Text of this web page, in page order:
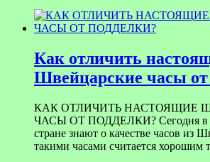
Как отличить
Швейцарские часы от
КАК ОТЛИЧИТЬ НАСТОЯЩИЕ
ЧАСЫ ОТ ПОДДЕЛКИ? Сегодня в
стране знают о качестве часов из
такими часами считается хорошим